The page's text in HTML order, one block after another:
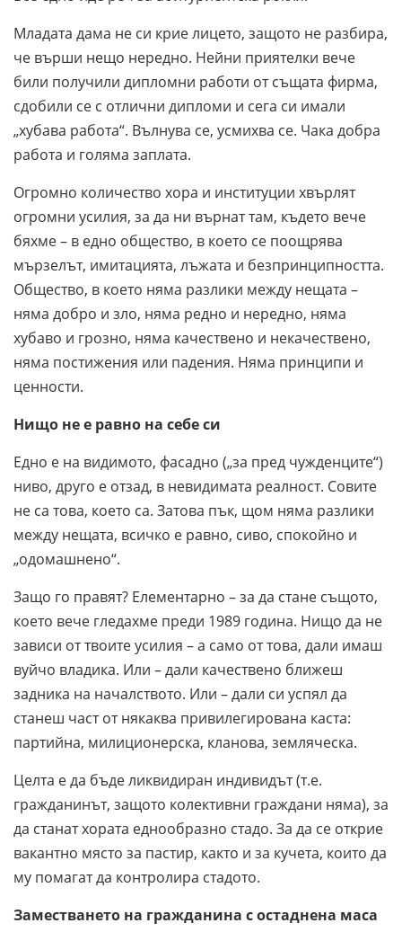
Младата дама не си крие лицето, защото не разбира,
че върши нещо нередно. Нейни приятелки вече
били получили дипломни работи от същата фирма,
сдобили се с отлични дипломи и сега си имали
„хубава работа“. Вълнува се, усмихва се. Чака добра
работа и голяма заплата.
Огромно количество хора и институции хвърлят
огромни усилия, за да ни върнат там, където вече
бяхме – в едно общество, в което се поощрява
мързелът, имитацията, лъжата и безпринципността.
Общество, в което няма разлики между нещата –
няма добро и зло, няма редно и нередно, няма
хубаво и грозно, няма качествено и некачествено,
няма постижения или падения. Няма принципи и
ценности.
Нищо не е равно на себе си
Едно е на видимото, фасадно („за пред чужденците“)
ниво, друго е отзад, в невидимата реалност. Совите
не са това, което са. Затова пък, щом няма разлики
между нещата, всичко е равно, сиво, спокойно и
„одомашнено“.
Защо го правят? Елементарно – за да стане същото,
което вече гледахме преди 1989 година. Нищо да не
зависи от твоите усилия – а само от това, дали имаш
вуйчо владика. Или – дали качествено ближеш
задника на началството. Или – дали си успял да
станеш част от някаква привилегирована каста:
партийна, милиционерска, кланова, земляческа.
Целта е да бъде ликвидиран индивидът (т.е.
гражданинът, защото колективни граждани няма), за
да станат хората еднообразно стадо. За да се открие
вакантно място за пастир, както и за кучета, които да
му помагат да контролира стадото.
Заместването на гражданина с остаднена маса